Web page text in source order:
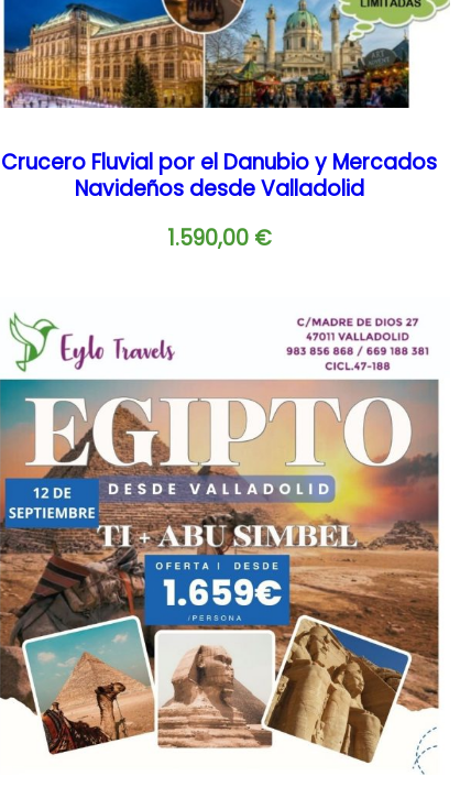
Crucero Fluvial por el Danubio y Mercados
Navideños desde Valladolid
1.590,00 €